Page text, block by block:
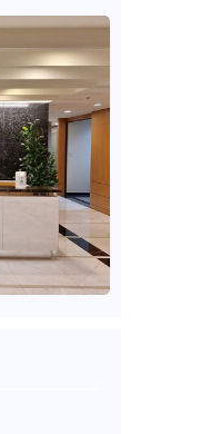
买入评级，目